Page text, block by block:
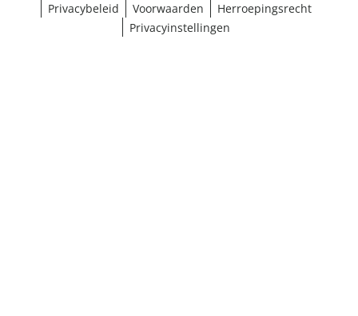
Privacybeleid
Voorwaarden
Herroepingsrecht
Privacyinstellingen